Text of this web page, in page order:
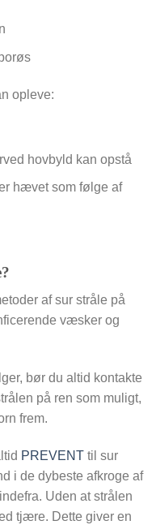
opleve:
hovbyld kan opstå
hævet som følge af
af sur stråle på
væsker og
bør du altid kontakte
på ren som muligt,
frem.
PREVENT til sur
i de dybeste afkroge af
Uden at strålen
tjære. Dette giver en